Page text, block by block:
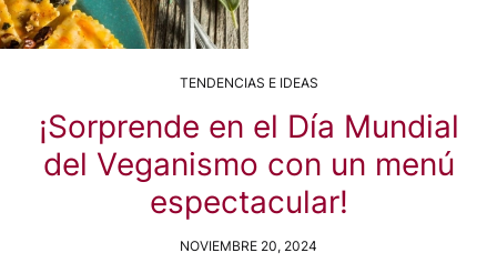
TENDENCIAS E IDEAS
¡Sorprende en el Día Mundial
del Veganismo con un menú
espectacular!
NOVIEMBRE 20, 2024